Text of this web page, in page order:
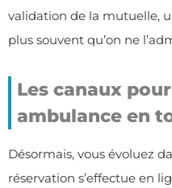
validation de la mutuelle,
plus souvent qu’on ne
Les canaux
ambulance en
Désormais, vous évoluez
réservation s’effectue en